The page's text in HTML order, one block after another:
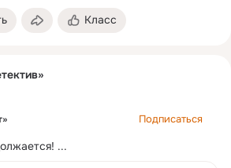
Класс
Подписаться
...